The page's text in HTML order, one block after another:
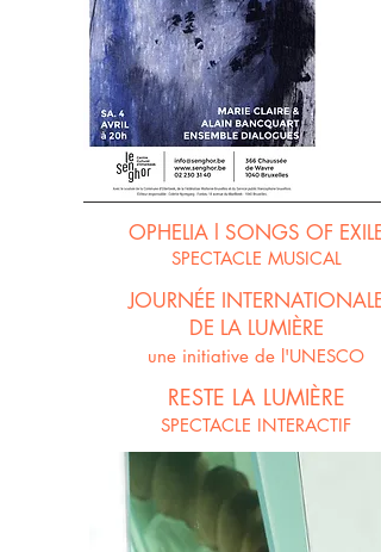
OPHELIA l SONGS OF EXILE
SPECTACLE MUSICAL
JOURNÉE INTERNATIONALE
DE LA LUMIÈRE
une initiative de l'UNESCO
RESTE LA LUMIÈRE
SPECTACLE INTERACTIF